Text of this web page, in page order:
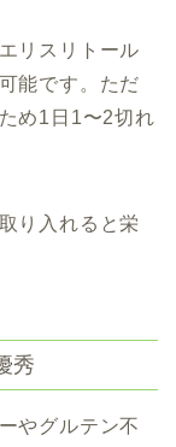
リスリトール
能です。ただ
め1日1〜2切れ
り入れると栄
秀
やグルテン不